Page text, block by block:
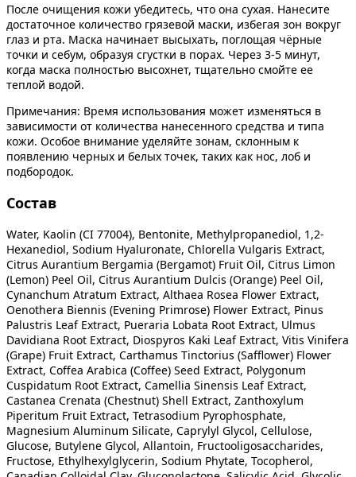
После очищения кожи убедитесь, что она сухая. Нанесите
достаточное количество грязевой маски, избегая зон вокруг
глаз и рта. Маска начинает высыхать, поглощая чёрные
точки и себум, образуя сгустки в порах. Через 3-5 минут,
когда маска полностью высохнет, тщательно смойте ее
теплой водой.
Примечания: Время использования может изменяться в
зависимости от количества нанесенного средства и типа
кожи. Особое внимание уделяйте зонам, склонным к
появлению черных и белых точек, таких как нос, лоб и
подбородок.
Состав
Water, Kaolin (CI 77004), Bentonite, Methylpropanediol, 1,2-
Hexanediol, Sodium Hyaluronate, Chlorella Vulgaris Extract,
Citrus Aurantium Bergamia (Bergamot) Fruit Oil, Citrus Limon
(Lemon) Peel Oil, Citrus Aurantium Dulcis (Orange) Peel Oil,
Cynanchum Atratum Extract, Althaea Rosea Flower Extract,
Oenothera Biennis (Evening Primrose) Flower Extract, Pinus
Palustris Leaf Extract, Pueraria Lobata Root Extract, Ulmus
Davidiana Root Extract, Diospyros Kaki Leaf Extract, Vitis Vinifera
(Grape) Fruit Extract, Carthamus Tinctorius (Safflower) Flower
Extract, Coffea Arabica (Coffee) Seed Extract, Polygonum
Cuspidatum Root Extract, Camellia Sinensis Leaf Extract,
Castanea Crenata (Chestnut) Shell Extract, Zanthoxylum
Piperitum Fruit Extract, Tetrasodium Pyrophosphate,
Magnesium Aluminum Silicate, Caprylyl Glycol, Cellulose,
Glucose, Butylene Glycol, Allantoin, Fructooligosaccharides,
Fructose, Ethylhexylglycerin, Sodium Phytate, Tocopherol,